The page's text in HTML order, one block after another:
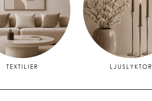
TEXTILIER LJUSLYKTOR